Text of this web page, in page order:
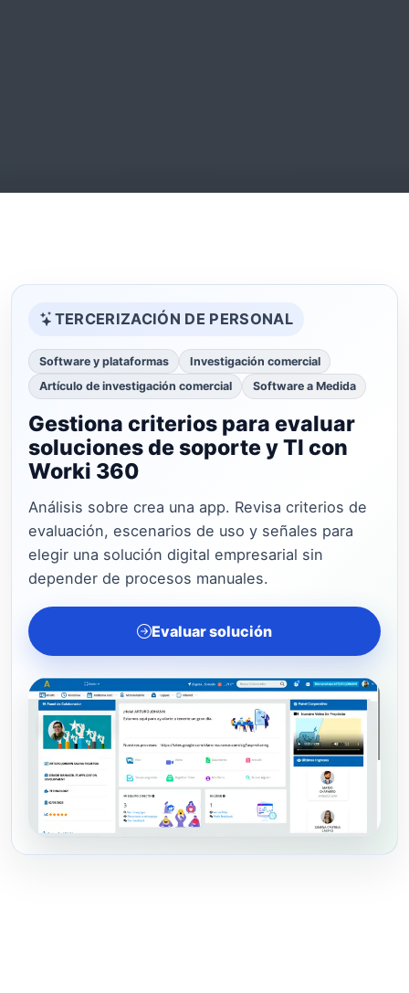
TERCERIZACIÓN DE PERSONAL
Software y plataformas
Investigación comercial
Artículo de investigación comercial
Software a Medida
Gestiona criterios para evaluar
soluciones de soporte y TI con
Worki 360
Análisis sobre crea una app. Revisa criterios de
evaluación, escenarios de uso y señales para
elegir una solución digital empresarial sin
depender de procesos manuales.
Evaluar solución